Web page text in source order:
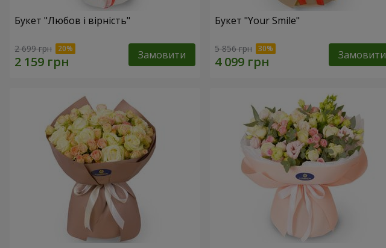
Букет "Любов і вірність"
2 699 грн Замовити
Букет "Your Smile"
5 856 грн Замовити